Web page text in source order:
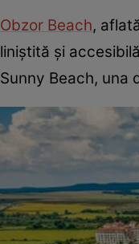
Obzor Beach,
liniștită și
Sunny Beach, una